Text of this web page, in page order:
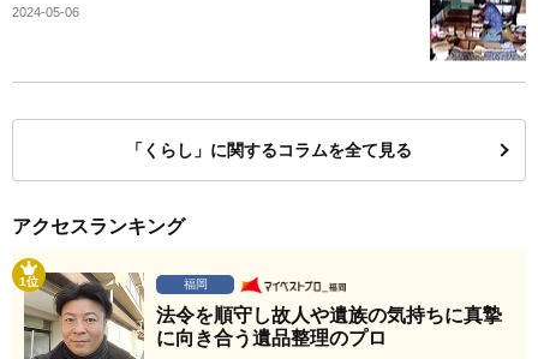
2024-05-06
「くらし」に関するコラムを全て見る
アクセスランキング
1位 福岡
法令を順守し故人や遺族の気持ちに真摯
に向き合う遺品整理のプロ